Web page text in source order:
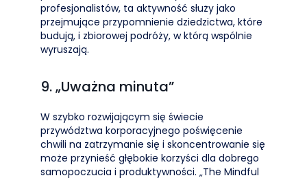
profesjonalistów, ta aktywność służy jako
przejmujące przypomnienie dziedzictwa, które
budują, i zbiorowej podróży, w którą wspólnie
wyruszają.
9. „Uważna minuta”
W szybko rozwijającym się świecie
przywództwa korporacyjnego poświęcenie
chwili na zatrzymanie się i skoncentrowanie się
może przynieść głębokie korzyści dla dobrego
samopoczucia i produktywności. „The Mindful